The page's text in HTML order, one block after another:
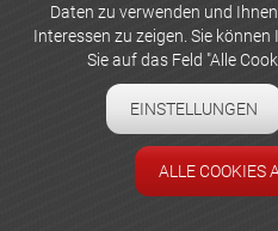
Newsletter
Cookie-
Daten zu verwenden und
Interessen zu zeigen. Sie können
Sie auf das Feld "Alle
EINSTELLUNGEN
ALLE COOKIES